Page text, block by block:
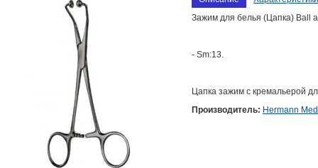
Зажим для белья (Цапка) Ball
- Sm:13.
Цапка зажим с кремальерой
Производитель: Hermann